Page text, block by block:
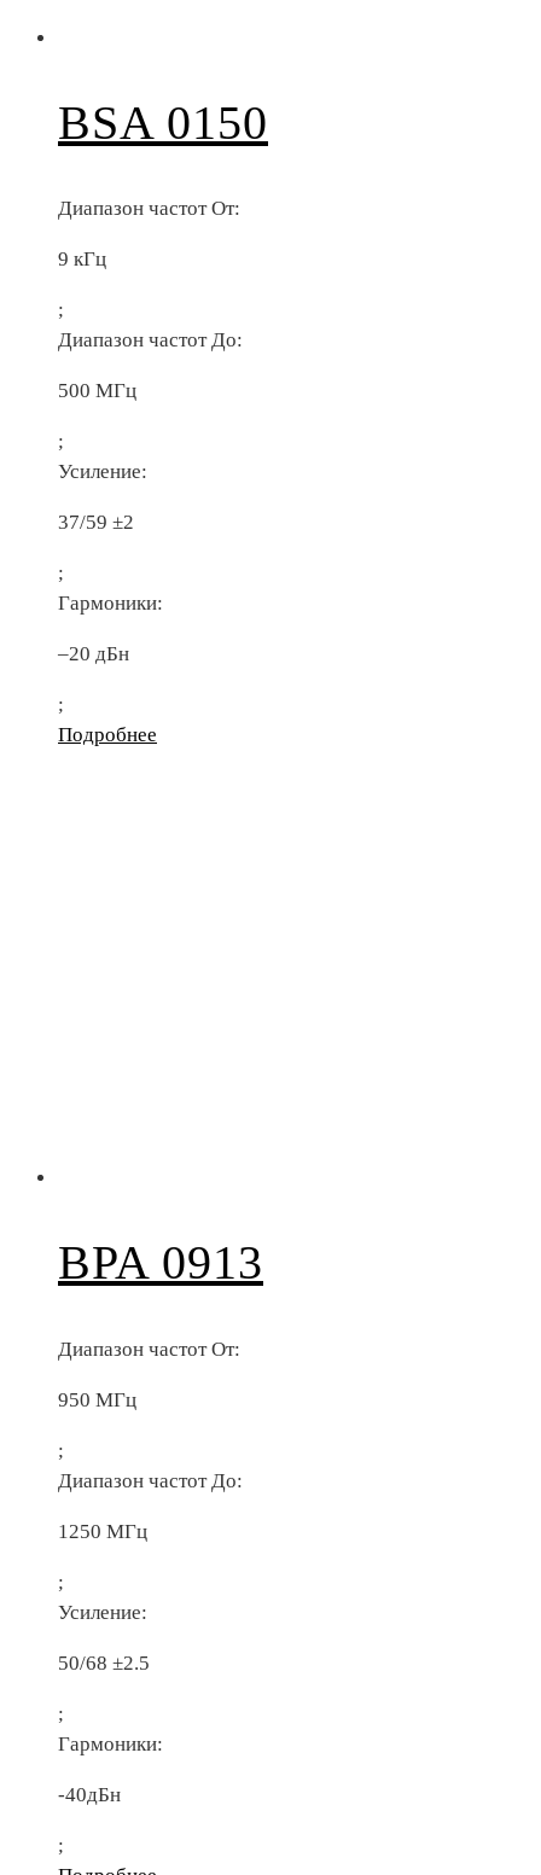
BSA 0150
Диапазон частот От:
9 кГц
;
Диапазон частот До:
500 МГц
;
Усиление:
37/59 ±2
;
Гармоники:
–20 дБн
;
Подробнее
BPA 0913
Диапазон частот От:
950 МГц
;
Диапазон частот До:
1250 МГц
;
Усиление:
50/68 ±2.5
;
Гармоники:
-40дБн
;